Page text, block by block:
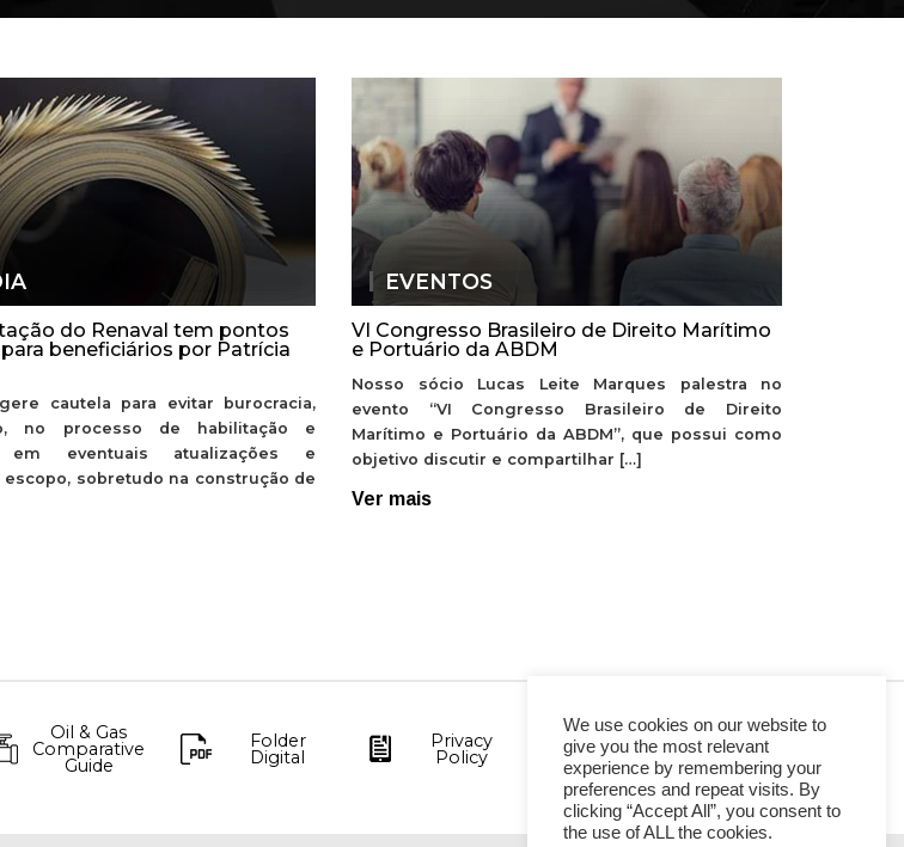
do Renaval tem pontos
beneficiários por Patrícia
cautela para evitar burocracia,
no processo de habilitação e
em eventuais atualizações e
escopo, sobretudo na construção de
EVENTOS
VI Congresso Brasileiro de Direito Marítimo
e Portuário da ABDM
Nosso sócio Lucas Leite Marques palestra no
evento “VI Congresso Brasileiro de Direito
Marítimo e Portuário da ABDM”, que possui como
objetivo discutir e compartilhar […]
Ver mais
Oil & Gas
Comparative
Guide
Folder
Digital
Privacy
Policy
We use cookies on our website to
give you the most relevant
experience by remembering your
preferences and repeat visits. By
clicking “Accept All”, you consent to
the use of ALL the cookies.